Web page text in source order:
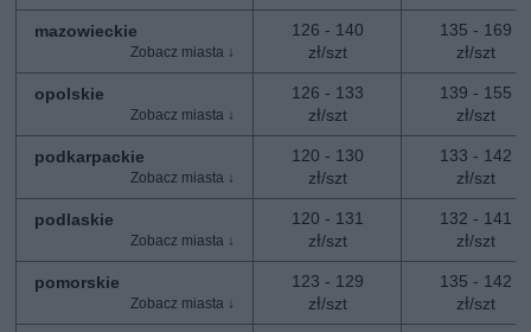
mazowieckie
126 - 140
zł/szt
135 - 169
zł/szt
opolskie
126 - 133
zł/szt
139 - 155
zł/szt
podkarpackie
120 - 130
zł/szt
133 - 142
zł/szt
podlaskie
120 - 131
zł/szt
132 - 141
zł/szt
pomorskie
123 - 129
zł/szt
135 - 142
zł/szt